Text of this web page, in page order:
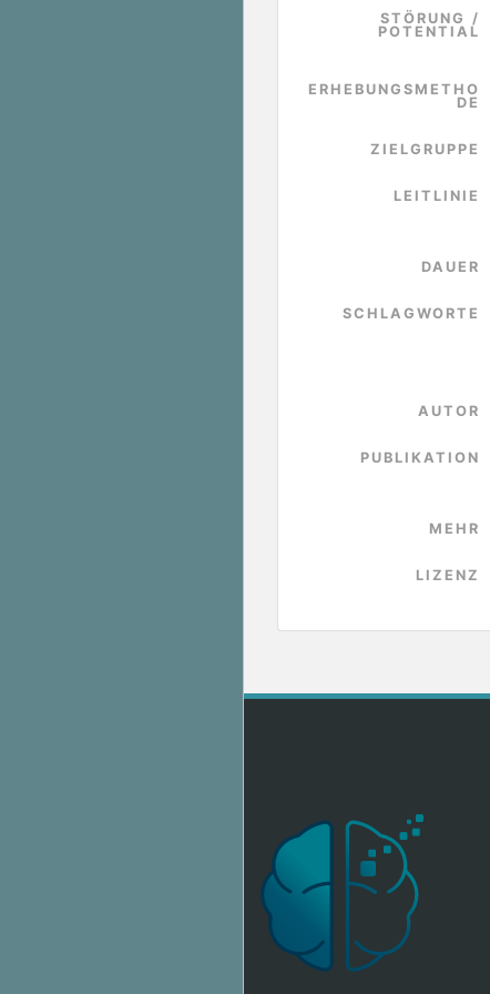
STÖRUNG /
POTENTIAL
ERHEBUNGSMETHO
DE
ZIELGRUPPE
LEITLINIE
DAUER
SCHLAGWORTE
AUTOR
PUBLIKATION
MEHR
LIZENZ